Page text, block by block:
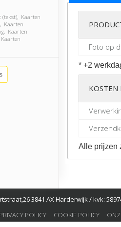
(tekst), Kaarten
Kaarten
Kaarten
Foto op
* +2
KOSTEN
Alle prijzen
3841 AX Harderwijk / kvk:
PRIVACY POLICY COOKIE POLICY